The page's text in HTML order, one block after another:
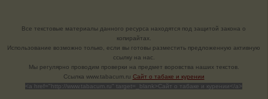
Все текстовые материалы данного ресурса находятся под защитой закона о
копирайтах.
Использование возможно только, если вы готовы разместить предложенную активную
ссылку на нас.
Мы регулярно проводим проверки на предмет воровства наших текстов.
Cсылка www.tabacum.ru Сайт о табаке и курении
<a href="http://www.tabacum.ru" target=_blank>Сайт о табаке и курении</a>